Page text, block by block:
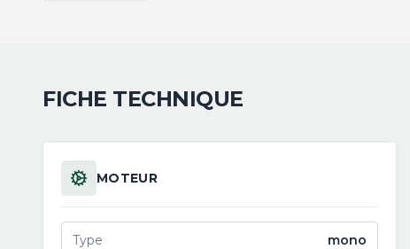
FICHE TECHNIQUE
MOTEUR
Type mono